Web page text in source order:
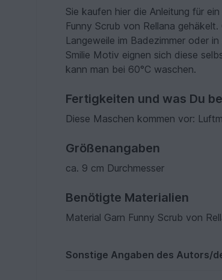
Sie kaufen hier die Anleitung für
Funny Scrub von Rellana
Langeweile im Badezimmer oder
Smilie Motiv eignen sich diese
kann man bei 60°C waschen.
Fertigkeiten und was Du
Diese Maschen kommen vor:
Größenangaben
ca. 9 cm Durchmesser
Benötigte Materialien
Material Garn Funny Scrub von
Sonstige Angaben des Autors/